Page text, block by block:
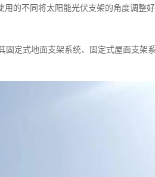
用的不同将太阳能光伏支架的角度调整
定式地面支架系统、固定式屋面支架